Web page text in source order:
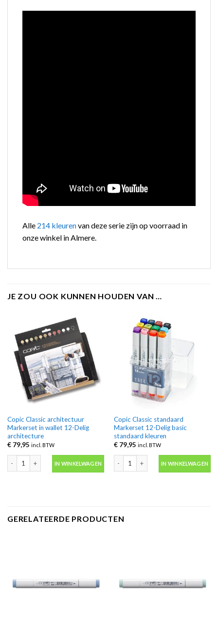
Alle 214 kleurenvan deze serie zijn op voorraad in
onze winkel in Almere.
JE ZOU OOK KUNNEN HOUDEN VAN …
Copic Classic architectuur
Markerset in wallet 12-Delig
architecture
€79,95 incl. BTW
IN WINKELWAGEN
Copic Classic standaard
Markerset 12-Delig basic
standaard kleuren
€79,95 incl. BTW
IN WINKELWAGEN
GERELATEERDE PRODUCTEN